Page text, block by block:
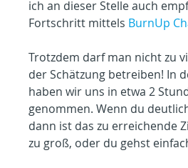
ich an dieser Stelle auch
Fortschritt mittels BurnUp
Trotzdem darf man nicht zu
der Schätzung betreiben! In
haben wir uns in etwa 2
genommen. Wenn du
dann ist das zu erreichende
zu groß, oder du gehst